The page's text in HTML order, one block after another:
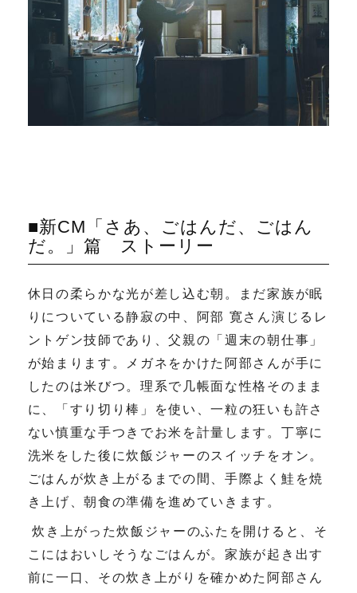
■新CM 「さあ、ごはんだ、ごはん
だ。」篇 ストーリー
休日の柔らかな光が差し込む朝。まだ家族が眠
りについている静寂の中、阿部 寛さん演じるレ
ントゲン技師であり、父親の「週末の朝仕事」
が始まります。メガネをかけた阿部さんが手に
したのは米びつ。理系で几帳面な性格そのまま
に、「すり切り棒」を使い、一粒の狂いも許さ
ない慎重な手つきでお米を計量します。丁寧に
洗米をした後に炊飯ジャーのスイッチをオン。
ごはんが炊き上がるまでの間、手際よく鮭を焼
き上げ、朝食の準備を進めていきます。
炊き上がった炊飯ジャーのふたを開けると、そ
こにはおいしそうなごはんが。家族が起き出す
前に一口、その炊き上がりを確かめた阿部さん